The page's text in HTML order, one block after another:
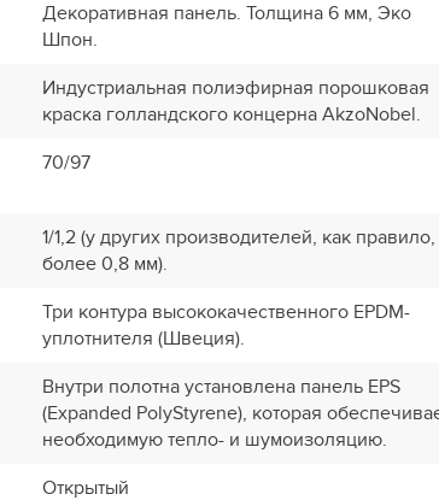
Декоративная панель. Толщина 6 мм, Эко
Шпон.
Индустриальная полиэфирная порошковая
краска голландского концерна AkzoNobel.
70/97
1/1,2 (у других производителей, как
более 0,8 мм).
Три контура высококачественного EPDM-
уплотнителя (Швеция).
Внутри полотна установлена панель EPS
(Expanded PolyStyrene), которая
необходимую тепло- и шумоизоляцию.
Открытый